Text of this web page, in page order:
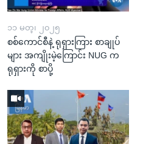
၁၁ မတ္၊ ၂၀၂၅
စစ်ကောင်စီနဲ့ ရုရှားကြား စာချုပ်
များ အကျိုးမဲ့ကြောင်း NUG က
ရုရှားကို စာပို့